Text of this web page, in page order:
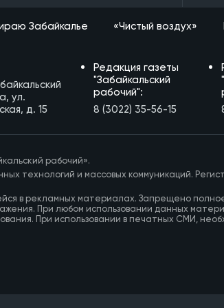
Забайкалье «Чистый воздух»
ул.
д. 15
Редакция газеты
"Забайкальский
рабочий":
8 (3022) 35-56-15
рабочий».
технологий и массовых коммуникаций.
в рекламных материалах. Запрещено
При любом использовании данных
При использовании в печатных СМИ,